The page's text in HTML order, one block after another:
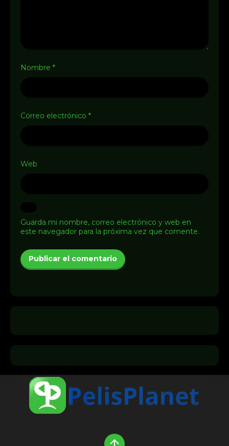
Nombre *
Correo electrónico *
Web
Guarda mi nombre, correo electrónico y web en
este navegador para la próxima vez que comente.